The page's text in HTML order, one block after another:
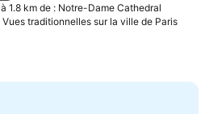
à 1.8 km de : Notre-Dame Cathedral
Vues traditionnelles sur la ville de Paris